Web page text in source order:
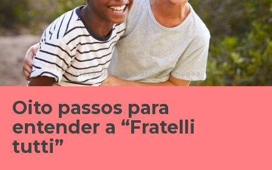
istock: monkeybusinessimages
Oito passos para
entender a “Fratelli
tutti”